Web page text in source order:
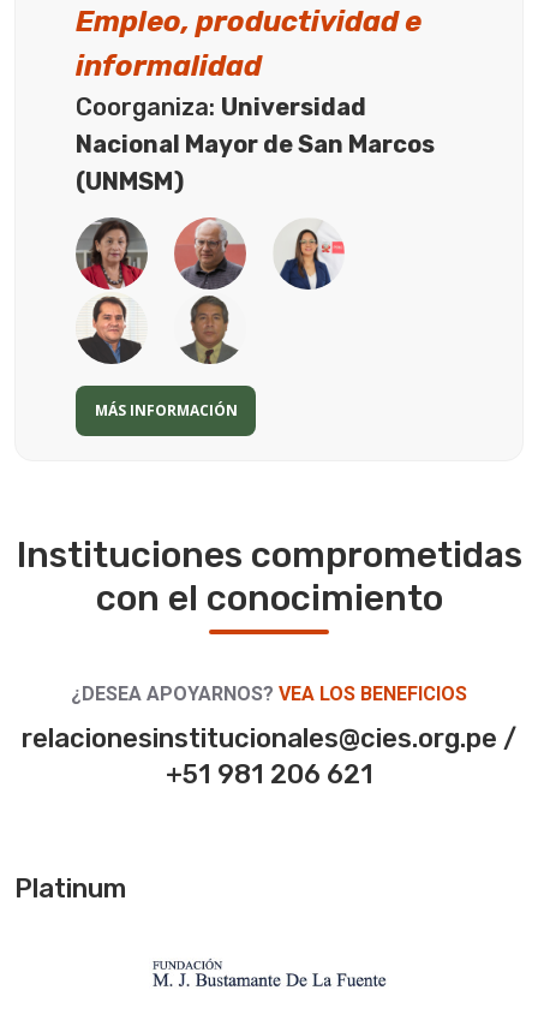
Empleo, productividad e
informalidad
Coorganiza: Universidad
Nacional Mayor de San Marcos
(UNMSM)
MÁS INFORMACIÓN
Instituciones comprometidas
con el conocimiento
¿DESEA APOYARNOS? VEA LOS BENEFICIOS
relacionesinstitucionales@cies.org.pe /
+51 981 206 621
Platinum